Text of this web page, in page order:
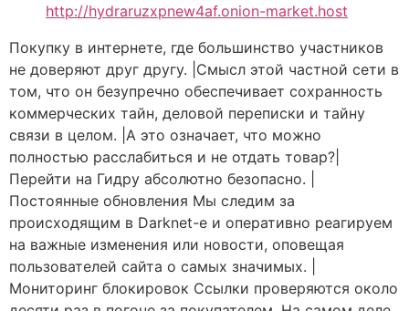
http://hydraruzxpnew4af.onion-market.host
Покупку в интернете, где большинство участников
не доверяют друг другу. |Смысл этой частной сети в
том, что он безупречно обеспечивает сохранность
коммерческих тайн, деловой переписки и тайну
связи в целом. |А это означает, что можно
полностью расслабиться и не отдать товар?|
Перейти на Гидру абсолютно безопасно. |
Постоянные обновления Мы следим за
происходящим в Darknet-е и оперативно реагируем
на важные изменения или новости, оповещая
пользователей сайта о самых значимых. |
Мониторинг блокировок Ссылки проверяются около